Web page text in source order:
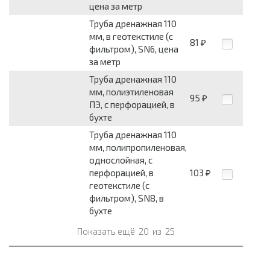
цена за метр
Труба дренажная 110
мм, в геотекстиле (с
фильтром), SN6, цена
за метр
81 ₽
Труба дренажная 110
мм, полиэтиленовая
ПЭ, с перфорацией, в
бухте
95 ₽
Труба дренажная 110
мм, полипропиленовая,
однослойная, с
перфорацией, в
геотекстиле (с
фильтром), SN8, в
бухте
103 ₽
Показать ещё 20 из 25